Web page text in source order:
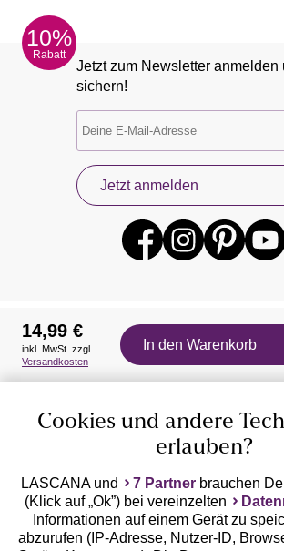
10%
Rabatt
Jetzt zum Newsletter anmelden
sichern!
Jetzt anmelden
Auszeichnungen
Geprüfte Sicherheit
14,99 €
inkl. MwSt. zzgl.
Versandkosten
In den Warenkorb
Cookies und andere
erlauben?
LASCANA und 7 Partner brauchen
(Klick auf „Ok”) bei vereinzelten
Informationen auf einem Gerät zu
abzurufen (IP-Adresse, Nutzer-ID,